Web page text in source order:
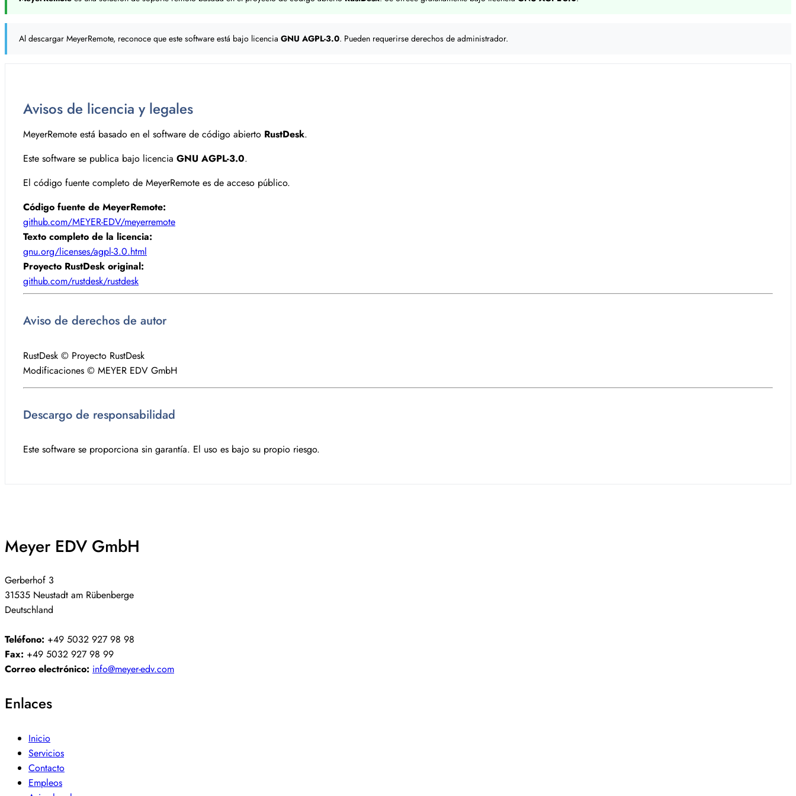
Al descargar MeyerRemote, reconoce que este software está bajo licencia GNU AGPL-3.0. Pueden requerirse derechos de administrador.
Avisos de licencia y legales
MeyerRemote está basado en el software de código abierto RustDesk.
Este software se publica bajo licencia GNU AGPL-3.0.
El código fuente completo de MeyerRemote es de acceso público.
Código fuente de MeyerRemote:
github.com/MEYER-EDV/meyerremote
Texto completo de la licencia:
gnu.org/licenses/agpl-3.0.html
Proyecto RustDesk original:
github.com/rustdesk/rustdesk
Aviso de derechos de autor
RustDesk © Proyecto RustDesk
Modificaciones © MEYER EDV GmbH
Descargo de responsabilidad
Este software se proporciona sin garantía. El uso es bajo su propio riesgo.
Meyer EDV GmbH
Gerberhof 3
31535 Neustadt am Rübenberge
Deutschland
Teléfono: +49 5032 927 98 98
Fax: +49 5032 927 98 99
Correo electrónico: info@meyer-edv.com
Enlaces
Inicio
Servicios
Contacto
Empleos